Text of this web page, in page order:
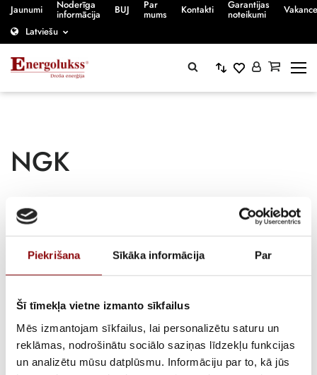
Piekrišana Sīkāka informācija Par
Šī tīmekļa vietne izmanto sīkfailus
Mēs izmantojam sīkfailus, lai personalizētu saturu un
reklāmas, nodrošinātu sociālo saziņas līdzekļu funkcijas
un analizētu mūsu datplūsmu. Informāciju par to, kā jūs
Jaunumi Noderīga
informācija BUJ Par
mums Kontakti Garantijas
noteikumi
Latviešu
NGK
Sākumlapa
NGK
Skatīt vairāk